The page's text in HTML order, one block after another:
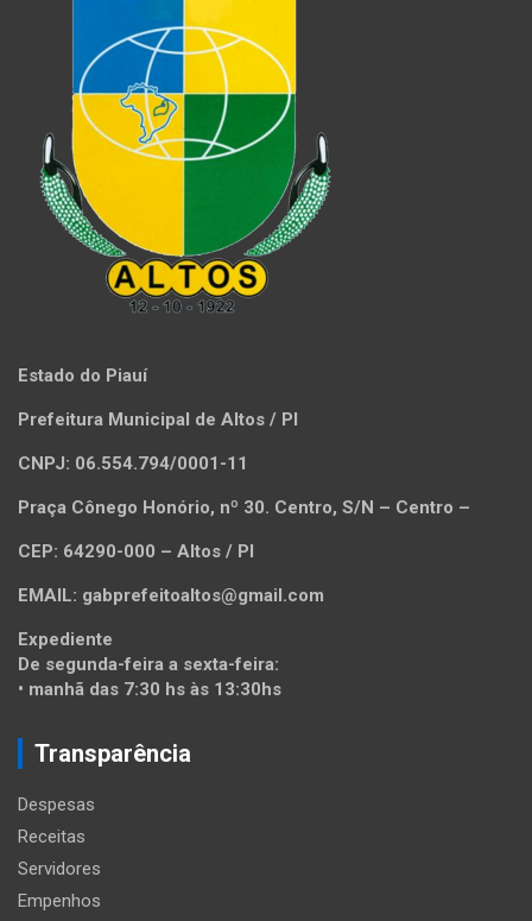
Estado do Piauí
Prefeitura Municipal de Altos / PI
CNPJ: 06.554.794/0001-11
Praça Cônego Honório, nº 30. Centro, S/N – Centro –
CEP: 64290-000 – Altos / PI
EMAIL: gabprefeitoaltos@gmail.com
Expediente
De segunda-feira a sexta-feira:
• manhã das 7:30 hs às 13:30hs
Transparência
Despesas
Receitas
Servidores
Empenhos